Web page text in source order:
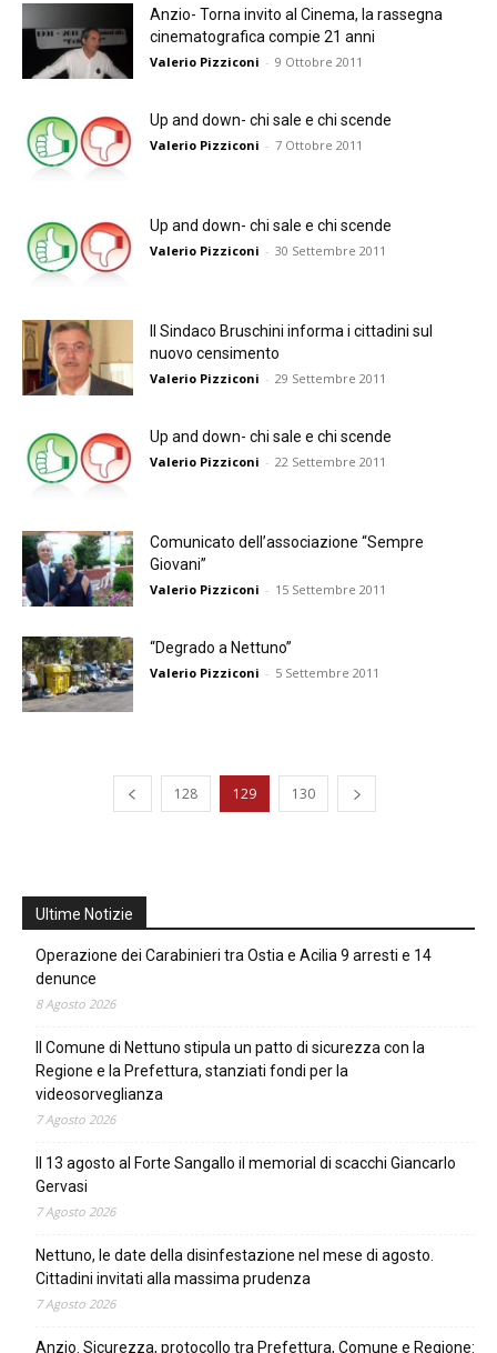
Anzio- Torna invito al Cinema, la rassegna
cinematografica compie 21 anni
Valerio Pizziconi - 9 Ottobre 2011
Up and down- chi sale e chi scende
Valerio Pizziconi - 7 Ottobre 2011
Up and down- chi sale e chi scende
Valerio Pizziconi - 30 Settembre 2011
Il Sindaco Bruschini informa i cittadini sul
nuovo censimento
Valerio Pizziconi - 29 Settembre 2011
Up and down- chi sale e chi scende
Valerio Pizziconi - 22 Settembre 2011
Comunicato dell’associazione “Sempre
Giovani”
Valerio Pizziconi - 15 Settembre 2011
“Degrado a Nettuno”
Valerio Pizziconi - 5 Settembre 2011
128 129 130
Ultime Notizie
Operazione dei Carabinieri tra Ostia e Acilia 9 arresti e 14
denunce
8 Agosto 2026
Il Comune di Nettuno stipula un patto di sicurezza con la
Regione e la Prefettura, stanziati fondi per la
videosorveglianza
7 Agosto 2026
Il 13 agosto al Forte Sangallo il memorial di scacchi Giancarlo
Gervasi
7 Agosto 2026
Nettuno, le date della disinfestazione nel mese di agosto.
Cittadini invitati alla massima prudenza
7 Agosto 2026
Anzio. Sicurezza, protocollo tra Prefettura, Comune e Regione: